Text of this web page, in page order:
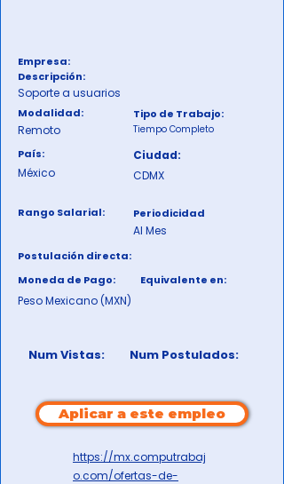
Empresa:
Descripción:
Soporte a usuarios
Modalidad:
Remoto
Tipo de Trabajo:
Tiempo Completo
País:
Ciudad:
México
CDMX
Rango Salarial: Periodicidad
Al Mes
Postulación directa:
Moneda de Pago:
Equivalente en:
Peso Mexicano (MXN)
Num Vistas: Num Postulados:
Aplicar a este empleo
https://mx.computrabaj
o.com/ofertas-de-